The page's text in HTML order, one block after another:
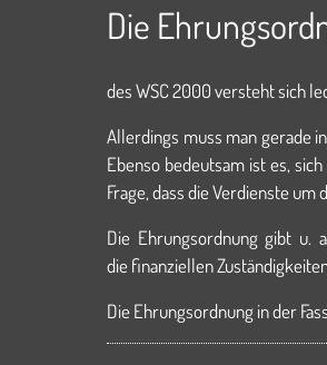
Die
des WSC 2000 versteht sich
Allerdings muss man gerade
Ebenso bedeutsam ist es,
Frage, dass die Verdienste
Die Ehrungsordnung gibt u.
die finanziellen
Die Ehrungsordnung in der